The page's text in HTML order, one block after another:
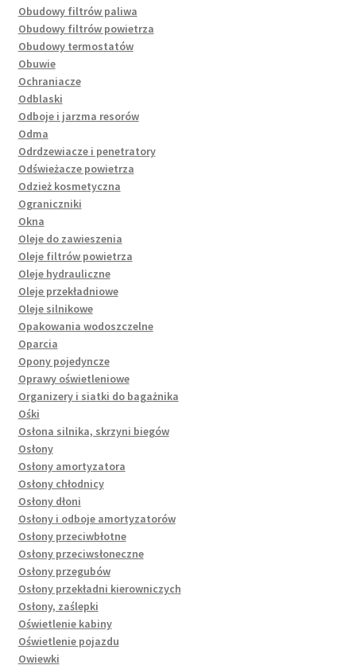
Obudowy filtrów paliwa
Obudowy filtrów powietrza
Obudowy termostatów
Obuwie
Ochraniacze
Odblaski
Odboje i jarzma resorów
Odma
Odrdzewiacze i penetratory
Odświeżacze powietrza
Odzież kosmetyczna
Ograniczniki
Okna
Oleje do zawieszenia
Oleje filtrów powietrza
Oleje hydrauliczne
Oleje przekładniowe
Oleje silnikowe
Opakowania wodoszczelne
Oparcia
Opony pojedyncze
Oprawy oświetleniowe
Organizery i siatki do bagażnika
Ośki
Osłona silnika, skrzyni biegów
Osłony
Osłony amortyzatora
Osłony chłodnicy
Osłony dłoni
Osłony i odboje amortyzatorów
Osłony przeciwbłotne
Osłony przeciwsłoneczne
Osłony przegubów
Osłony przekładni kierowniczych
Osłony, zaślepki
Oświetlenie kabiny
Oświetlenie pojazdu
Owiewki